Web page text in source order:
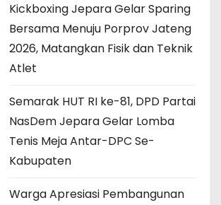
Kickboxing Jepara Gelar Sparing
Bersama Menuju Porprov Jateng
2026, Matangkan Fisik dan Teknik
Atlet
Semarak HUT RI ke-81, DPD Partai
NasDem Jepara Gelar Lomba
Tenis Meja Antar-DPC Se-
Kabupaten
Warga Apresiasi Pembangunan